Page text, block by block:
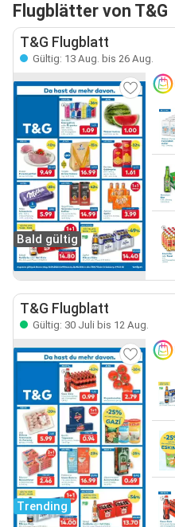
Flugblätter von T&G
T&G Flugblatt
Gültig: 13 Aug. bis 26 Aug.
Bald gültig
T&G Flugblatt
Gültig: 30 Juli bis 12 Aug.
Trending